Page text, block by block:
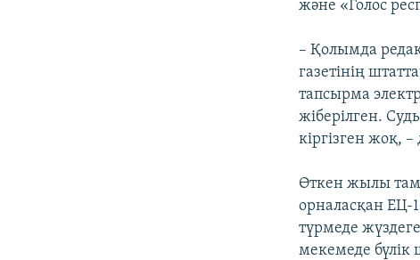
және «Голос
– Қолымда
газетінің
тапсырма
жіберілген.
кіргізген жоқ,
Өткен жылы
орналасқан ЕЦ-
түрмеде
мекемеде бүлік